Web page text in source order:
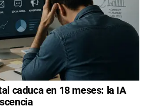
caduca en 18 meses: la IA